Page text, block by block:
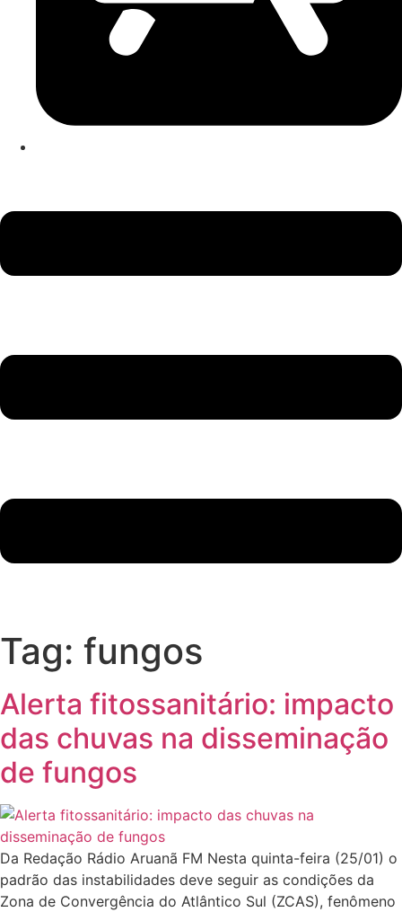
Tag: fungos
Alerta fitossanitário: impacto
das chuvas na disseminação
de fungos
Da Redação Rádio Aruanã FM Nesta quinta-feira (25/01) o
padrão das instabilidades deve seguir as condições da
Zona de Convergência do Atlântico Sul (ZCAS), fenômeno